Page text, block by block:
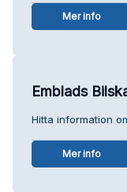
Mer info
Emblads
Hitta information
Mer info